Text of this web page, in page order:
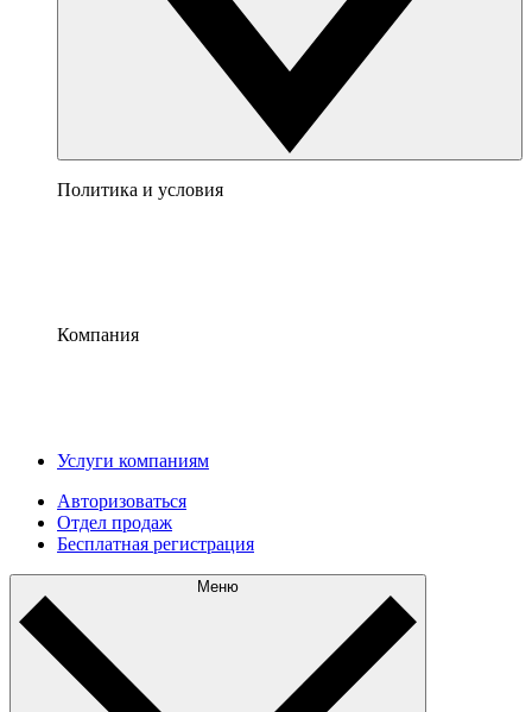
Политика и условия
Компания
Услуги компаниям
Авторизоваться
Отдел продаж
Бесплатная регистрация
Меню